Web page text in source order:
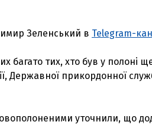
Зеленський в Telegram-
багато тих, хто був у полоні
Державної прикордонної
уточнили, що